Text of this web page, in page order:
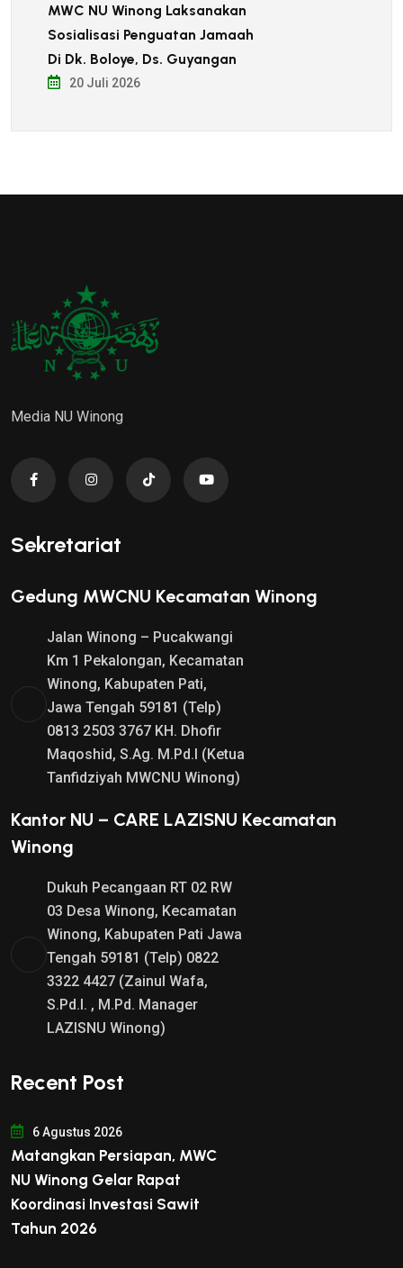
MWC NU Winong Laksanakan
Sosialisasi Penguatan Jamaah
Di Dk. Boloye, Ds. Guyangan
20 Juli 2026
Media NU Winong
Sekretariat
Gedung MWCNU Kecamatan Winong
Jalan Winong – Pucakwangi
Km 1 Pekalongan, Kecamatan
Winong, Kabupaten Pati,
Jawa Tengah 59181 (Telp)
0813 2503 3767 KH. Dhofir
Maqoshid, S.Ag. M.Pd.I (Ketua
Tanfidziyah MWCNU Winong)
Kantor NU – CARE LAZISNU Kecamatan
Winong
Dukuh Pecangaan RT 02 RW
03 Desa Winong, Kecamatan
Winong, Kabupaten Pati Jawa
Tengah 59181 (Telp) 0822
3322 4427 (Zainul Wafa,
S.Pd.I. , M.Pd. Manager
LAZISNU Winong)
Recent Post
6 Agustus 2026
Matangkan Persiapan, MWC
NU Winong Gelar Rapat
Koordinasi Investasi Sawit
Tahun 2026